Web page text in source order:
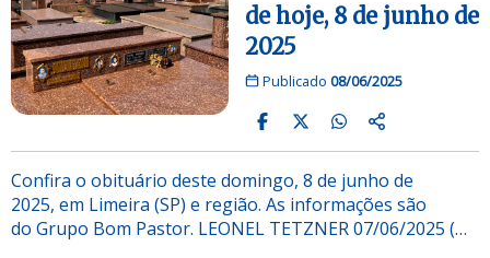
de hoje, 8 de junho de
2025
Publicado 08/06/2025
Confira o obituário deste domingo, 8 de junho de
2025, em Limeira (SP) e região. As informações são
do Grupo Bom Pastor. LEONEL TETZNER 07/06/2025 (…